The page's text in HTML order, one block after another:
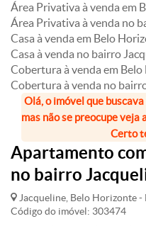
Área Privativa à venda em
Área Privativa à venda no
Casa à venda em Belo
Casa à venda no bairro
Cobertura à venda em
Cobertura à venda no
Olá, o imóvel que
mas não se preocupe veja
Certo
Apartamento
no bairro
Jacqueline, Belo Horizonte -
Código do imóvel: 303474